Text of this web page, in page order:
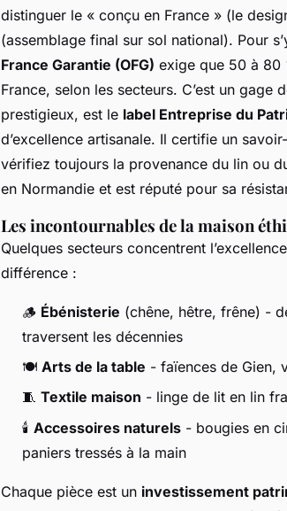
distinguer le « conçu en France » (le
(assemblage final sur sol national). Pour
France Garantie (OFG) exige que 50 à 80
France, selon les secteurs. C’est un gage
prestigieux, est le label Entreprise du
d’excellence artisanale. Il certifie un
vérifiez toujours la provenance du lin ou
en Normandie et est réputé pour sa
Les incontournables de la maison
Quelques secteurs concentrent
différence :
🪵 Ébénisterie (chêne, hêtre, frêne) -
traversent les décennies
🍽️ Arts de la table - faïences de Gien,
🧵 Textile maison - linge de lit en lin
🕯️ Accessoires naturels - bougies en
paniers tressés à la main
Chaque pièce est un investissement